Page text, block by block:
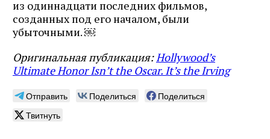
из одиннадцати последних фильмов,
созданных под его началом, были
убыточными. ￼
Оригинальная публикация:Hollywood’s
Ultimate Honor Isn’t the Oscar. It’s the Irving
Отправить Поделиться
Поделиться
Твитнуть